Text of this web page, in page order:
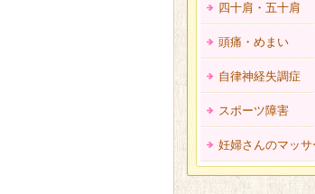
四十肩・五十肩
頭痛・めまい
自律神経失調症
スポーツ障害
妊婦さんのマッサ